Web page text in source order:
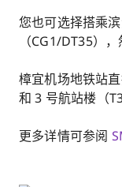
您也可选择搭乘
（CG1/DT35）
樟宜机场地铁站
和 3 号航站楼（T3
更多详情可参阅